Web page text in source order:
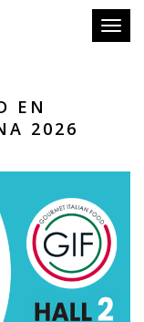
Toggle
EN
2026